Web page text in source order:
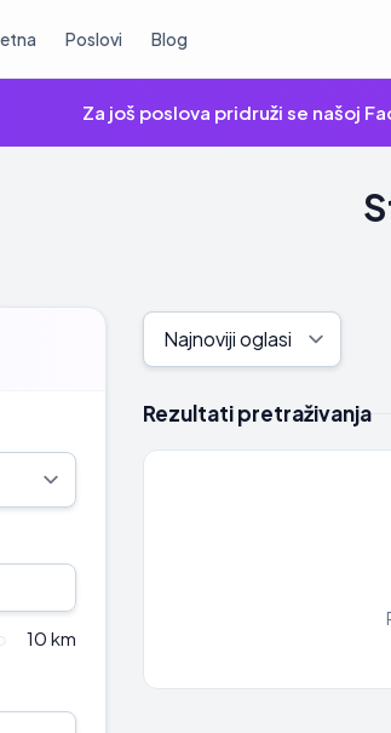
Poslovi Blog
Za još poslova pridruži se našoj
10 km
Rezultati pretraživanja